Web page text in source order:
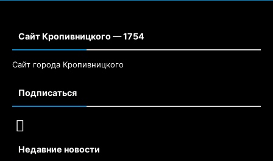
Сайт Кропивницкого — 1754
Сайт города Кропивницкого
Подписаться
Недавние новости